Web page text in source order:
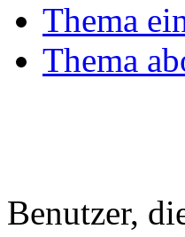
Thema
Thema
Benutzer,